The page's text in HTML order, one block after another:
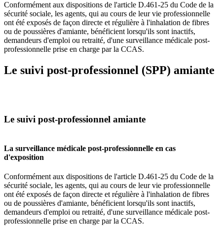
Conformément aux dispositions de l'article D.461-25 du Code de la
sécurité sociale, les agents, qui au cours de leur vie professionnelle
ont été exposés de façon directe et régulière à l'inhalation de fibres
ou de poussières d'amiante, bénéficient lorsqu'ils sont inactifs,
demandeurs d'emploi ou retraité, d'une surveillance médicale post-
professionnelle prise en charge par la CCAS.
Le suivi post-professionnel (SPP) amiante
Le suivi post-professionnel amiante
La surveillance médicale post-professionnelle en cas
d'exposition
Conformément aux dispositions de l'article D.461-25 du Code de la
sécurité sociale, les agents, qui au cours de leur vie professionnelle
ont été exposés de façon directe et régulière à l'inhalation de fibres
ou de poussières d'amiante, bénéficient lorsqu'ils sont inactifs,
demandeurs d'emploi ou retraité, d'une surveillance médicale post-
professionnelle prise en charge par la CCAS.